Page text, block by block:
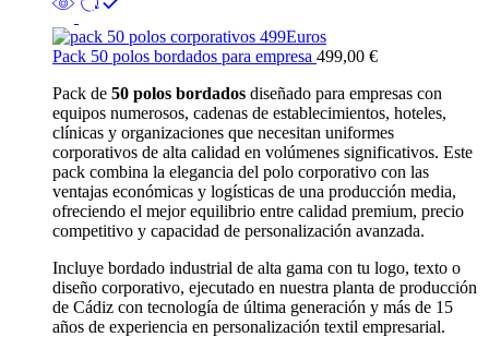
Pack 50 polos bordados para empresa 499,00 €
Pack de 50 polos bordados diseñado para empresas con
equipos numerosos, cadenas de establecimientos, hoteles,
clínicas y organizaciones que necesitan uniformes
corporativos de alta calidad en volúmenes significativos. Este
pack combina la elegancia del polo corporativo con las
ventajas económicas y logísticas de una producción media,
ofreciendo el mejor equilibrio entre calidad premium, precio
competitivo y capacidad de personalización avanzada.
Incluye bordado industrial de alta gama con tu logo, texto o
diseño corporativo, ejecutado en nuestra planta de producción
de Cádiz con tecnología de última generación y más de 15
años de experiencia en personalización textil empresarial.